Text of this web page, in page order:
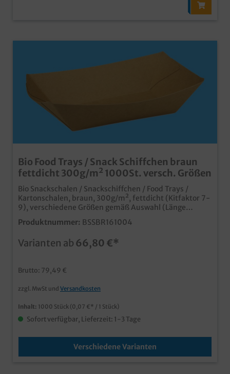
Bio Food Trays / Snack Schiffchen braun
fettdicht 300g/m² 1000St. versch. Größen
Bio Snackschalen / Snackschiffchen / Food Trays /
Kartonschalen, braun, 300g/m², fettdicht (Kitfaktor 7-
9), verschiedene Größen gemäß Auswahl (Länge
oben/unten x Breite oben/unten x Höhe)S ca. 200ml /
M ca. 300ml / L ca. 400ml / XL ca. 600mlpraktische und
ohne Kunststoffbeschichtung, aber fettdicht durch KIT
etc.Herstellung in Europa für kurze logistische Wege
Produktnummer: BSSBR161004
Varianten ab 66,80 €*
Brutto: 79,49 €
zzgl. MwSt und Versandkosten
Inhalt: 1000 Stück (0,07 €* / 1 Stück)
Sofort verfügbar, Lieferzeit: 1-3 Tage
Verschiedene Varianten